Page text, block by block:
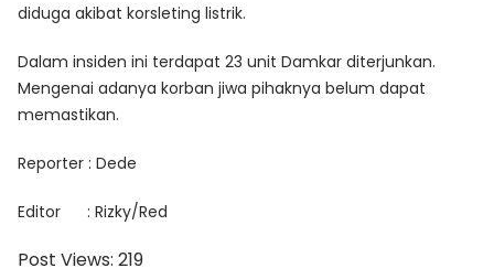
diduga akibat korsleting listrik.
Dalam insiden ini terdapat 23 unit Damkar diterjunkan.
Mengenai adanya korban jiwa pihaknya belum dapat
memastikan.
Reporter : Dede
Editor : Rizky/Red
Post Views: 219